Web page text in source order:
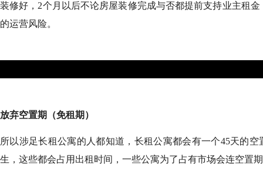
装修好，2个月以后不论房屋装修完成与否都提前支持业主租
的运营风险。
放弃空置期（免租期）
所以涉足长租公寓的人都知道，长租公寓都会有一个45天的空
生，这些都会占用出租时间，一些公寓为了占有市场会连空置